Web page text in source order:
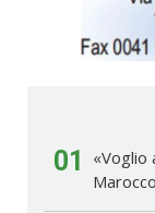
01
«Voglio